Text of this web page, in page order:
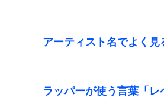
アーティスト名でよく見
ラッパーが使う言葉「レ